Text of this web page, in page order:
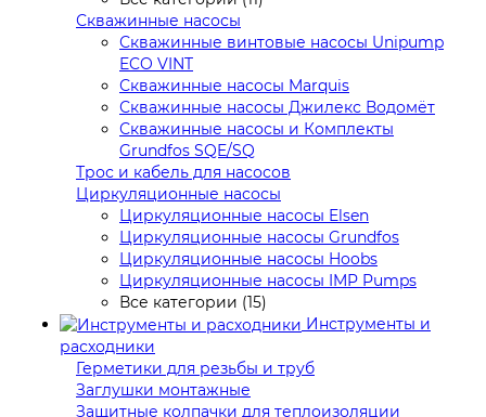
Скважинные насосы
Скважинные винтовые насосы Unipump
ECO VINT
Скважинные насосы Marquis
Скважинные насосы Джилекс Водомёт
Скважинные насосы и Комплекты
Grundfos SQE/SQ
Трос и кабель для насосов
Циркуляционные насосы
Циркуляционные насосы Elsen
Циркуляционные насосы Grundfos
Циркуляционные насосы Hoobs
Циркуляционные насосы IMP Pumps
Все категории (15)
Инструменты и
расходники
Герметики для резьбы и труб
Заглушки монтажные
Защитные колпачки для теплоизоляции